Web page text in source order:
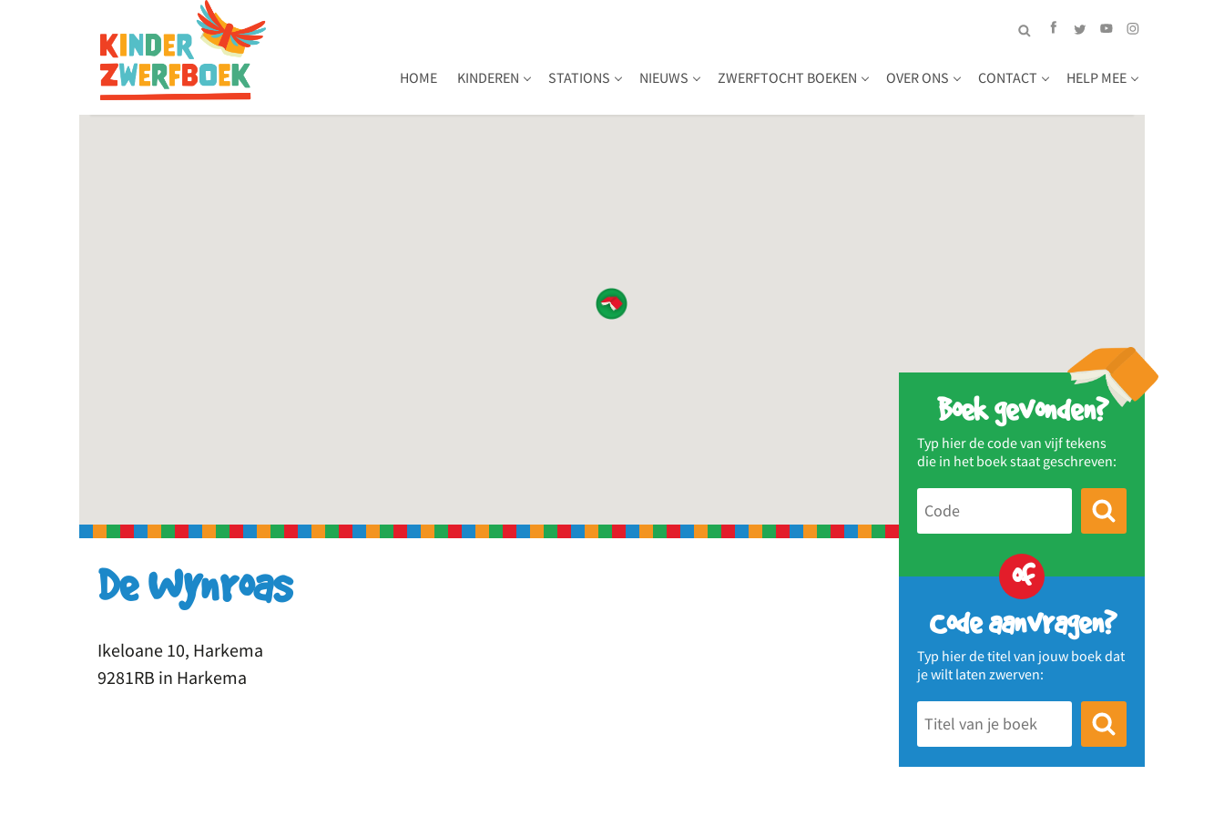
HOME KINDEREN STATIONS NIEUWS ZWERFTOCHT BOEKEN OVER ONS CONTACT HELP MEE
Boek gevonden?
Typ hier de code van vijf tekens
die in het boek staat geschreven:
of
Code aanvragen?
Typ hier de titel van jouw boek dat
je wilt laten zwerven:
De Wynroas
Ikeloane 10, Harkema
9281RB in Harkema